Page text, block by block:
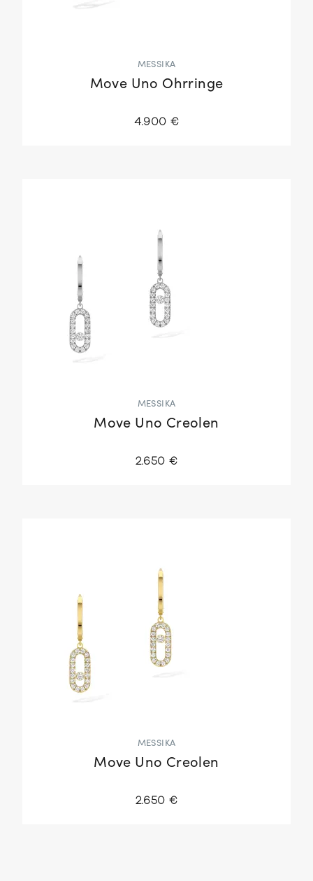
MESSIKA
Move Uno Ohrringe
4.900 €
MESSIKA
Move Uno Creolen
2.650 €
MESSIKA
Move Uno Creolen
2.650 €